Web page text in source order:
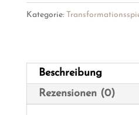
Menge
Kategorie:
Beschreibung
Rezensionen (0)